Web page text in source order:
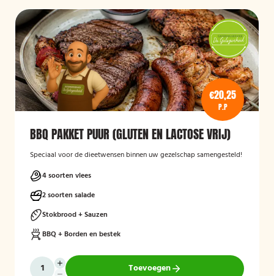
€20,25
P.P
BBQ PAKKET PUUR (GLUTEN EN LACTOSE VRIJ)
Speciaal voor de dieetwensen binnen uw gezelschap samengesteld!
4 soorten vlees
2 soorten salade
Stokbrood + Sauzen
BBQ + Borden en bestek
Toevoegen